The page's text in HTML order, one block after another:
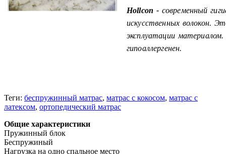
Hollcon - современный
искусственных волокон.
эксплуатации
гипоаллергенен.
Теги: беспружинный матрас, матрас с кокосом, матрас с
латексом, ортопедический матрас
Общие характеристики
Пружинный блок
Беспружиный
Нагрузка на одно спальное место